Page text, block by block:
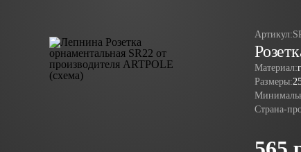
Артикул:
Материал:
Размеры:
Страна-